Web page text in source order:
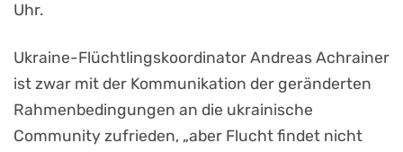
Uhr.
Ukraine-Flüchtlingskoordinator Andreas Achrainer
ist zwar mit der Kommunikation der geränderten
Rahmenbedingungen an die ukrainische
Community zufrieden, „aber Flucht findet nicht